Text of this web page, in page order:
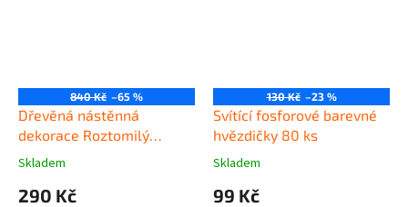
840 Kč –65 %
Dřevěná nástěnná
dekorace Roztomilý
jednorožec černý
Skladem
290 Kč
130 Kč –23 %
Svítící fosforové barevné
hvězdičky 80 ks
Skladem
99 Kč